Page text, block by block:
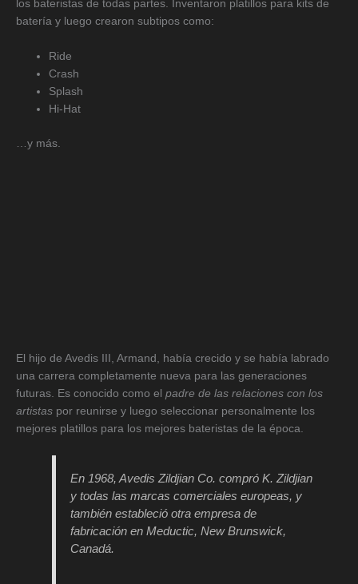
los bateristas de todas partes. Inventaron platillos para kits de
batería y luego crearon subtipos como:
Ride
Crash
Splash
Hi-Hat
…y más.
El hijo de Avedis III, Armand, había crecido y se había labrado
una carrera completamente nueva para las generaciones
futuras. Es conocido como el padre de las relaciones con los
artistas por reunirse y luego seleccionar personalmente los
mejores platillos para los mejores bateristas de la época.
En 1968, Avedis Zildjian Co. compró K. Zildjian
y todas las marcas comerciales europeas, y
también estableció otra empresa de
fabricación en Meductic, New Brunswick,
Canadá.